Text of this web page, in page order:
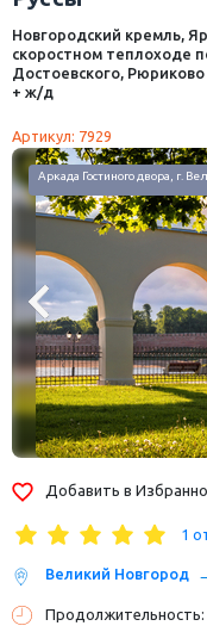
Новгородский кремль,
скоростном теплоходе
Достоевского,
+ ж/д
Артикул: 7929
Аркада Гостиного двора, г.
Добавить в
1
Великий Новгород
Продолжительность: